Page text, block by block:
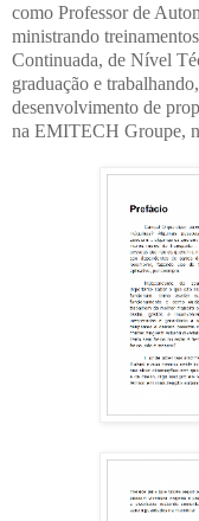
como Professor de
ministrando
Continuada, de Nível
graduação e
desenvolvimento de
na EMITECH Groupe,